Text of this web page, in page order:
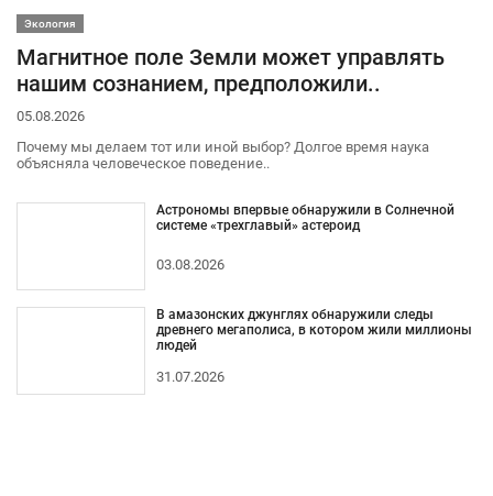
Экология
Магнитное поле Земли может управлять
нашим сознанием, предположили..
05.08.2026
Почему мы делаем тот или иной выбор? Долгое время наука
объясняла человеческое поведение..
Астрономы впервые обнаружили в Солнечной
системе «трехглавый» астероид
03.08.2026
В амазонских джунглях обнаружили следы
древнего мегаполиса, в котором жили миллионы
людей
31.07.2026